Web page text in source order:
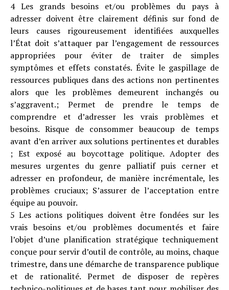
4 Les grands besoins et/ou problèmes du pays à
adresser doivent être clairement définis sur fond de
leurs causes rigoureusement identifiées auxquelles
l’État doit s’attaquer par l’engagement de ressources
appropriées pour éviter de traiter de simples
symptômes et effets constatés. Évite le gaspillage de
ressources publiques dans des actions non pertinentes
alors que les problèmes demeurent inchangés ou
s’aggravent.; Permet de prendre le temps de
comprendre et d’adresser les vrais problèmes et
besoins. Risque de consommer beaucoup de temps
avant d’en arriver aux solutions pertinentes et durables
; Est exposé au boycottage politique. Adopter des
mesures urgentes du genre palliatif puis cerner et
adresser en profondeur, de manière incrémentale, les
problèmes cruciaux; S’assurer de l’acceptation entre
équipe au pouvoir.
5 Les actions politiques doivent être fondées sur les
vrais besoins et/ou problèmes documentés et faire
l’objet d’une planification stratégique techniquement
conçue pour servir d’outil de contrôle, au moins, chaque
trimestre, dans une démarche de transparence publique
et de rationalité. Permet de disposer de repères